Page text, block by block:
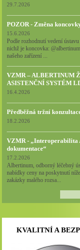
29.7.2026
POZOR - Změna
15.6.2026
Podle rozhodnutí vedení
nichž je koncovka:
našeho zařízení ...
VZMR – ALBERTINUM
ASISTENČNÍ SYSTÉM
16.4.2026
Předběžná tržní
18.2.2026
VZMR - „Interoperabilita
dokumentace“
17.2.2026
Albertinum, odborný léčebný
nabídky ceny na poskytnutí
zakázky malého rozsa...
KVALITNÍ A